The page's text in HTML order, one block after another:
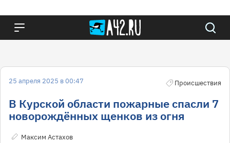
25 апреля 2025 в 00:47 Происшествия
В Курской области пожарные спасли 7
новорождённых щенков из огня
Максим Астахов